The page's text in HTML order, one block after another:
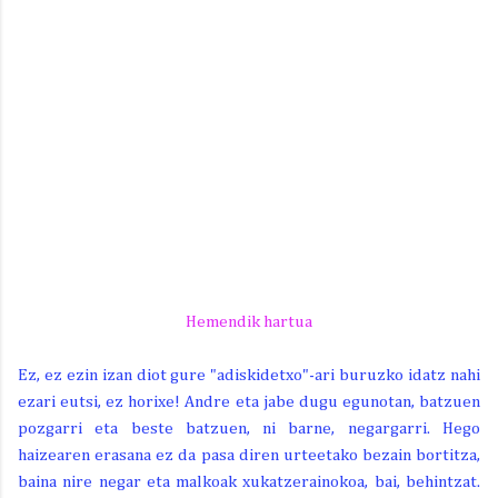
Hemendik hartua
Ez, ez ezin izan diot gure "adiskidetxo"-ari buruzko idatz nahi
ezari eutsi, ez horixe! Andre eta jabe dugu egunotan, batzuen
pozgarri eta beste batzuen, ni barne, negargarri. Hego
haizearen erasana ez da pasa diren urteetako bezain bortitza,
baina nire negar eta malkoak xukatzerainokoa, bai, behintzat.